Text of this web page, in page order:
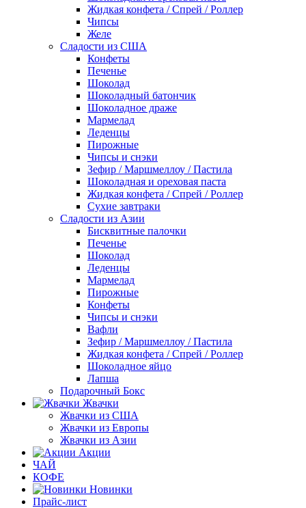
Жидкая конфета / Спрей / Роллер
Чипсы
Желе
Сладости из США
Конфеты
Печенье
Шоколад
Шоколадный батончик
Шоколадное драже
Мармелад
Леденцы
Пирожные
Чипсы и снэки
Зефир / Маршмеллоу / Пастила
Шоколадная и ореховая паста
Жидкая конфета / Спрей / Роллер
Сухие завтраки
Сладости из Азии
Бисквитные палочки
Печенье
Шоколад
Леденцы
Мармелад
Пирожные
Конфеты
Чипсы и снэки
Вафли
Зефир / Маршмеллоу / Пастила
Жидкая конфета / Спрей / Роллер
Шоколадное яйцо
Лапша
Подарочный Бокс
Жвачки
Жвачки из США
Жвачки из Европы
Жвачки из Азии
Акции
ЧАЙ
КОФЕ
Новинки
Прайс-лист